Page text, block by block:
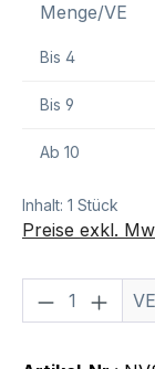
Menge/VE
Bis 4
Bis 9
Ab 10
Inhalt: 1 Stück
Preise exkl.
Produkt VE